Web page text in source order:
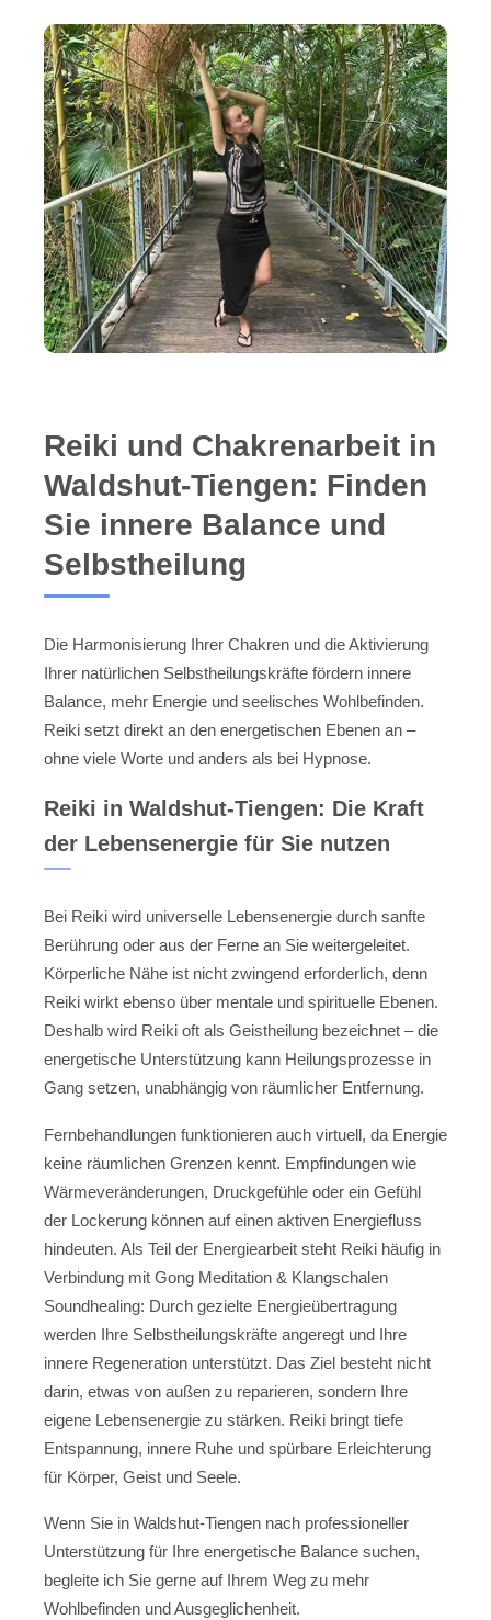
Reiki und Chakrenarbeit in
Waldshut-Tiengen: Finden
Sie innere Balance und
Selbstheilung
Die Harmonisierung Ihrer Chakren und die Aktivierung
Ihrer natürlichen Selbstheilungskräfte fördern innere
Balance, mehr Energie und seelisches Wohlbefinden.
Reiki setzt direkt an den energetischen Ebenen an –
ohne viele Worte und anders als bei Hypnose.
Reiki in Waldshut-Tiengen: Die Kraft
der Lebensenergie für Sie nutzen
Bei Reiki wird universelle Lebensenergie durch sanfte
Berührung oder aus der Ferne an Sie weitergeleitet.
Körperliche Nähe ist nicht zwingend erforderlich, denn
Reiki wirkt ebenso über mentale und spirituelle Ebenen.
Deshalb wird Reiki oft als Geistheilung bezeichnet – die
energetische Unterstützung kann Heilungsprozesse in
Gang setzen, unabhängig von räumlicher Entfernung.
Fernbehandlungen funktionieren auch virtuell, da Energie
keine räumlichen Grenzen kennt. Empfindungen wie
Wärmeveränderungen, Druckgefühle oder ein Gefühl
der Lockerung können auf einen aktiven Energiefluss
hindeuten. Als Teil der Energiearbeit steht Reiki häufig in
Verbindung mit Gong Meditation & Klangschalen
Soundhealing: Durch gezielte Energieübertragung
werden Ihre Selbstheilungskräfte angeregt und Ihre
innere Regeneration unterstützt. Das Ziel besteht nicht
darin, etwas von außen zu reparieren, sondern Ihre
eigene Lebensenergie zu stärken. Reiki bringt tiefe
Entspannung, innere Ruhe und spürbare Erleichterung
für Körper, Geist und Seele.
Wenn Sie in Waldshut-Tiengen nach professioneller
Unterstützung für Ihre energetische Balance suchen,
begleite ich Sie gerne auf Ihrem Weg zu mehr
Wohlbefinden und Ausgeglichenheit.